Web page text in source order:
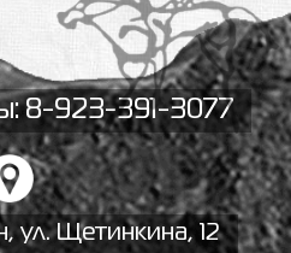
8-923-391-3077
ул. Щетинкина, 12